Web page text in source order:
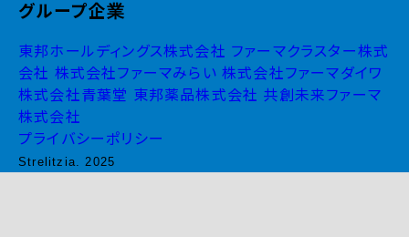
グループ企業
東邦ホールディングス株式会社 ファーマクラスター株式
会社 株式会社ファーマみらい 株式会社ファーマダイワ
株式会社青葉堂 東邦薬品株式会社 共創未来ファーマ
株式会社
プライバシーポリシー
Strelitzia. 2025